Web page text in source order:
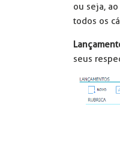
ou seja,
todos os
seus